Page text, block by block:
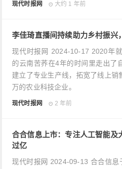
现代时报网 大约 1 年前
李佳琦直播间持续助力乡村振兴
现代时报网 2024-10-17 2020年
的云南苦荞在4年的时间里走出
建立了专业生产线，拓宽了线上
万的农业科技企业。
现代时报网 2 年前
合合信息上市：专注人工智能及
过亿
现代时报网 2024-09-13 合合信